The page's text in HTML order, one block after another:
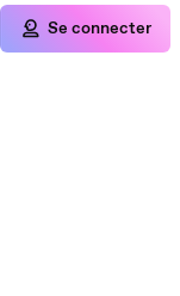
Se connecter